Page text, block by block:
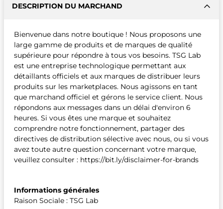
DESCRIPTION DU MARCHAND
Bienvenue dans notre boutique ! Nous proposons une
large gamme de produits et de marques de qualité
supérieure pour répondre à tous vos besoins. TSG Lab
est une entreprise technologique permettant aux
détaillants officiels et aux marques de distribuer leurs
produits sur les marketplaces. Nous agissons en tant
que marchand officiel et gérons le service client. Nous
répondons aux messages dans un délai d'environ 6
heures. Si vous êtes une marque et souhaitez
comprendre notre fonctionnement, partager des
directives de distribution sélective avec nous, ou si vous
avez toute autre question concernant votre marque,
veuillez consulter : https://bit.ly/disclaimer-for-brands
Informations générales
Raison Sociale : TSG Lab